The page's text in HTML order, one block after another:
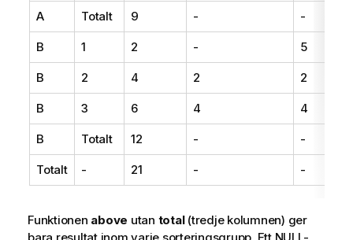
A Totalt 9 - -
B 1 2 - 5
B 2 4 2 2
B 3 6 4 4
B Totalt 12 - -
Totalt - 21 - -
Funktionen above utan total(tredje kolumnen) ger